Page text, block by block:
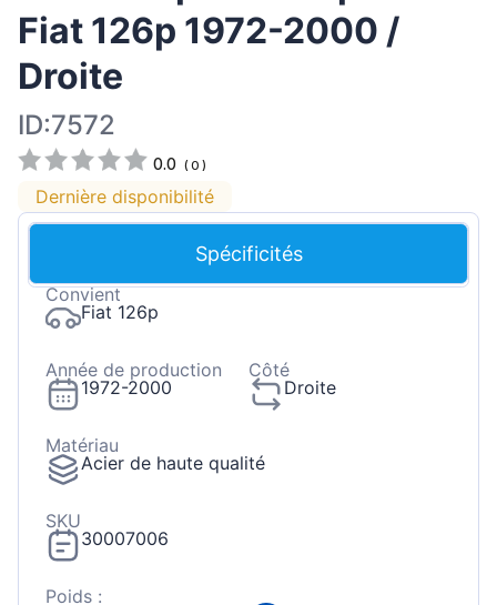
Fiat 126p 1972-2000 /
Droite
ID:7572
0.0 (0 )
Dernière disponibilité
Spécificités
Convient
Fiat 126p
Année de production
1972-2000
Côté
Droite
Matériau
Acier de haute qualité
SKU
30007006
Poids :